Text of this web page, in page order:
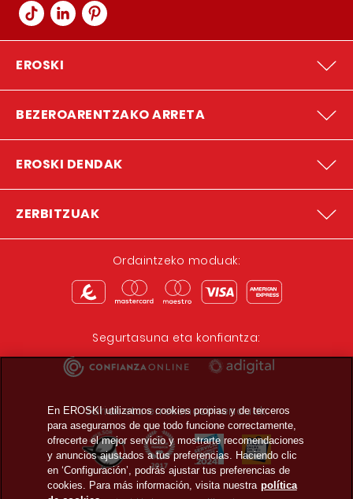
EROSKI
BEZEROARENTZAKO ARRETA
EROSKI DENDAK
ZERBITZUAK
Ordaintzeko moduak:
Segurtasuna eta konfiantza:
Sariak eta errekonozimenduak:
En EROSKI utilizamos cookies propias y de terceros
para asegurarnos de que todo funcione correctamente,
ofrecerte el mejor servicio y mostrarte recomendaciones
y anuncios ajustados a tus preferencias. Haciendo clic
en ‘Configuración’, podrás ajustar tus preferencias de
cookies. Para más información, visita nuestra política